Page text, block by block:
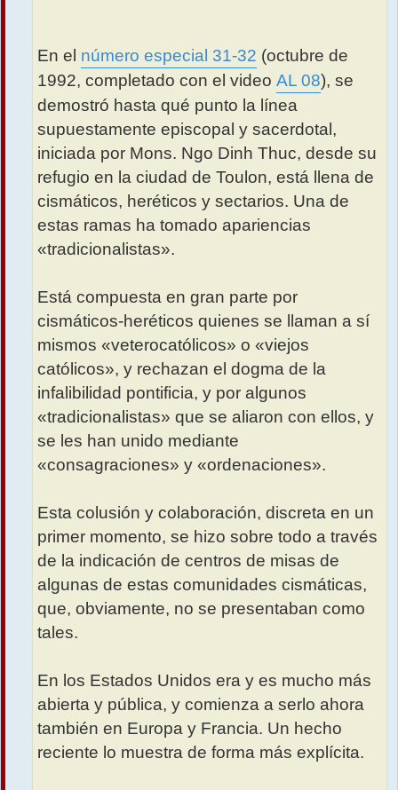
En el número especial 31-32 (octubre de
1992, completado con el video AL 08), se
demostró hasta qué punto la línea
supuestamente episcopal y sacerdotal,
iniciada por Mons. Ngo Dinh Thuc, desde su
refugio en la ciudad de Toulon, está llena de
cismáticos, heréticos y sectarios. Una de
estas ramas ha tomado apariencias
«tradicionalistas».
Está compuesta en gran parte por
cismáticos-heréticos quienes se llaman a sí
mismos «veterocatólicos» o «viejos
católicos», y rechazan el dogma de la
infalibilidad pontificia, y por algunos
«tradicionalistas» que se aliaron con ellos, y
se les han unido mediante
«consagraciones» y «ordenaciones».
Esta colusión y colaboración, discreta en un
primer momento, se hizo sobre todo a través
de la indicación de centros de misas de
algunas de estas comunidades cismáticas,
que, obviamente, no se presentaban como
tales.
En los Estados Unidos era y es mucho más
abierta y pública, y comienza a serlo ahora
también en Europa y Francia. Un hecho
reciente lo muestra de forma más explícita.